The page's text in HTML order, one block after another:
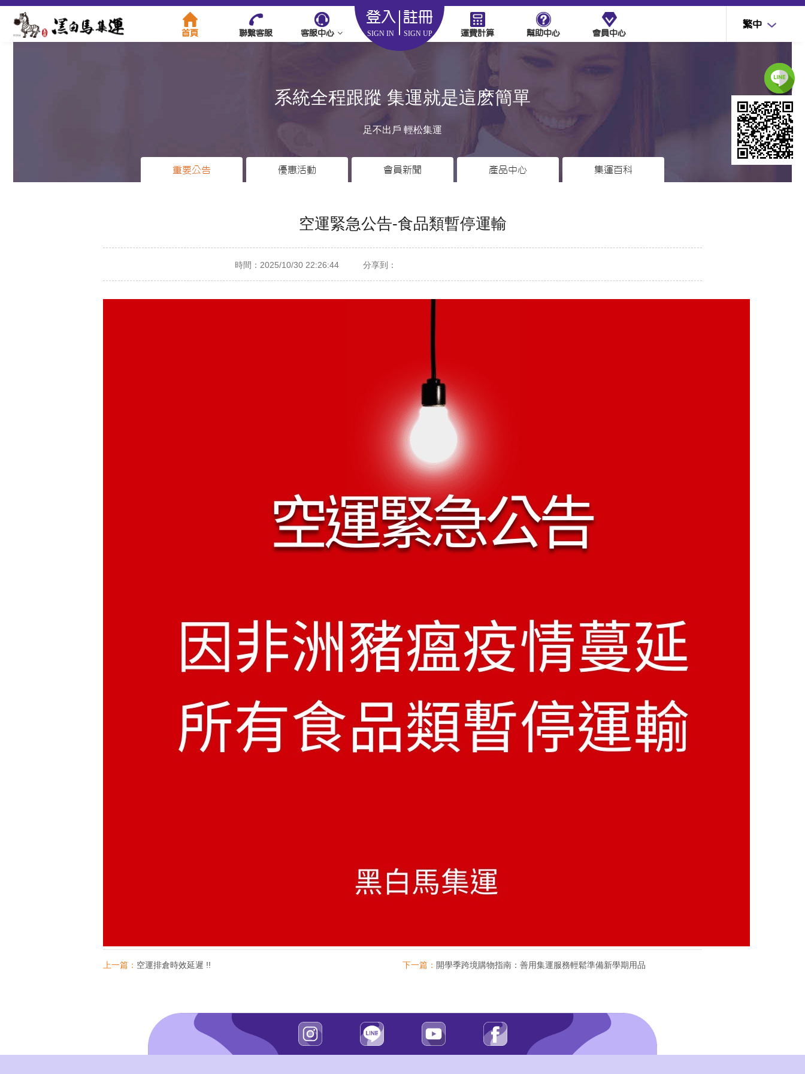
首頁 聯繫客服 客服中心
登入
SIGN IN
註冊
SIGN UP 運費計算 幫助中心 會員中心
繁中
系統全程跟蹤 集運就是這麽簡單
足不出戶 輕松集運
重要公告 優惠活動 會員新聞 產品中心 集運百科
空運緊急公告-食品類暫停運輸
時間：2025/10/30 22:26:44 分享到：
上一篇： 空運排倉時效延遲 !! 下一篇： 開學季跨境購物指南：善用集運服務輕鬆準備新學期用品